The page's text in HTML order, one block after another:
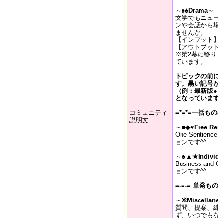
コミュニティ
説明文
～♠♠Drama～
文学でもニュ
ンや会話から
ませんか。
【インプット
【アウトプッ
※第2幕に移り
ています。
トピックの前
す。黒い記号
（例：最新
となっていま
=*=*=一括も
～■◆♥Free
One
ョンです^^
～
Business and
ョンです^^
=-=-= 単発も
～
質問、提案、
ず、いつでも